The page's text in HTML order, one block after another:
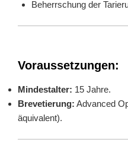
Beherrschung der
Voraussetzungen:
Mindestalter: 15 Jahre.
Brevetierung: Advanced
äquivalent).